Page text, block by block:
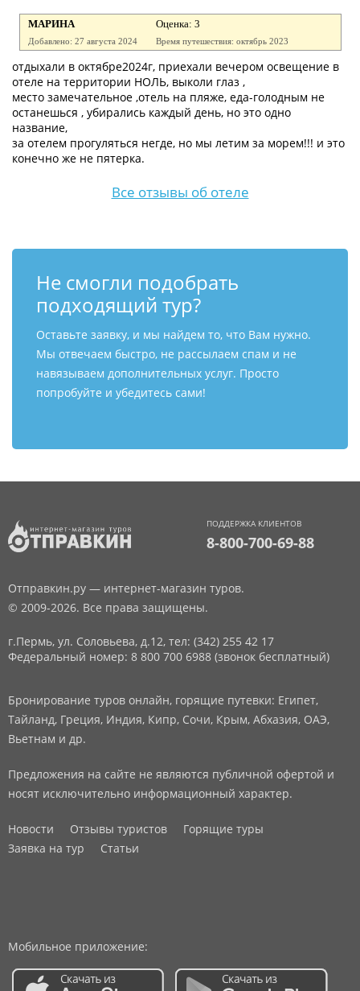
МАРИНА Оценка: 3
Добавлено: 27 августа 2024 Время путешествия: октябрь 2023
отдыхали в октябре2024г, приехали вечером освещение в
отеле на территории НОЛЬ, выколи глаз ,
место замечательное ,отель на пляже, еда-голодным не
останешься , убирались каждый день, но это одно
название,
за отелем прогуляться негде, но мы летим за морем!!! и это
конечно же не пятерка.
Все отзывы об отеле
Не смогли подобрать
подходящий тур?
Оставьте заявку, и мы найдем то, что Вам нужно.
Мы отвечаем быстро, не рассылаем спам и не
навязываем дополнительных услуг. Просто
попробуйте и убедитесь сами!
ПОДДЕРЖКА КЛИЕНТОВ
8-800-700-69-88
Отправкин.ру — интернет-магазин туров.
© 2009-2026. Все права защищены.
г.Пермь, ул. Соловьева, д.12, тел: (342) 255 42 17
Федеральный номер: 8 800 700 6988 (звонок бесплатный)
Бронирование туров онлайн, горящие путевки: Египет,
Тайланд, Греция, Индия, Кипр, Сочи, Крым, Абхазия, ОАЭ,
Вьетнам и др.
Предложения на сайте не являются публичной офертой и
носят исключительно информационный характер.
Новости Отзывы туристов
Горящие туры
Заявка на тур
Статьи
Мобильное приложение: